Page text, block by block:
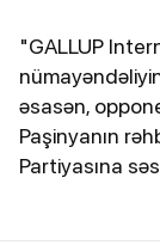
"GALLUP
əsasən,
Paşinyanın
Partiyasına